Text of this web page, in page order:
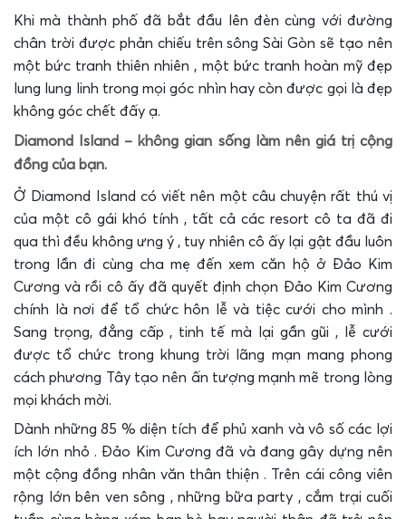
Khi mà thành phố đã bắt đầu lên đèn cùng với đường
chân trời được phản chiếu trên sông Sài Gòn sẽ tạo nên
một bức tranh thiên nhiên , một bức tranh hoàn mỹ đẹp
lung lung linh trong mọi góc nhìn hay còn được gọi là đẹp
không góc chết đấy ạ.
Diamond Island – không gian sống làm nên giá trị cộng
đồng của bạn.
Ở Diamond Island có viết nên một câu chuyện rất thú vị
của một cô gái khó tính , tất cả các resort cô ta đã đi
qua thì đều không ưng ý , tuy nhiên cô ấy lại gật đầu luôn
trong lần đi cùng cha mẹ đến xem căn hộ ở Đảo Kim
Cương và rồi cô ấy đã quyết định chọn Đảo Kim Cương
chính là nơi để tổ chức hôn lễ và tiệc cưới cho mình .
Sang trọng, đẳng cấp , tinh tế mà lại gần gũi , lễ cưới
được tổ chức trong khung trời lãng mạn mang phong
cách phương Tây tạo nên ấn tượng mạnh mẽ trong lòng
mọi khách mời.
Dành những 85 % diện tích để phủ xanh và vô số các lợi
ích lớn nhỏ . Đảo Kim Cương đã và đang gây dựng nên
một cộng đồng nhân văn thân thiện . Trên cái công viên
rộng lớn bên ven sông , những bữa party , cắm trại cuối